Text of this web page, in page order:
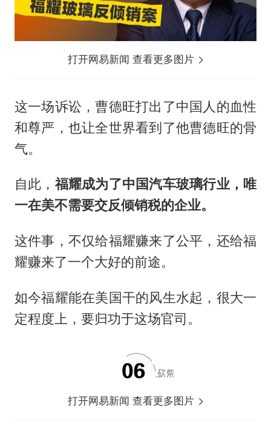
打开网易新闻 查看更多图片
这一场诉讼，曹德旺打出了中国人的血性
和尊严，也让全世界看到了他曹德旺的骨
气。
自此，福耀成为了中国汽车玻璃行业，唯
一在美不需要交反倾销税的企业。
这件事，不仅给福耀赚来了公平，还给福
耀赚来了一个大好的前途。
如今福耀能在美国干的风生水起，很大一
定程度上，要归功于这场官司。
打开网易新闻 查看更多图片